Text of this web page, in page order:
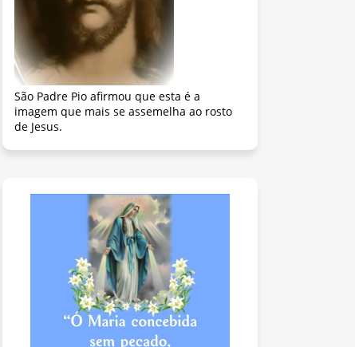
São Padre Pio afirmou que esta é a
imagem que mais se assemelha ao rosto
de Jesus.